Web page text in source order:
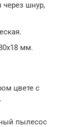
через шнур,
мм.
цвете с
пылесос